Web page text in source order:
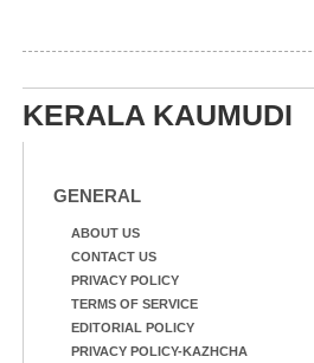
KERALA KAUMUDI
GENERAL
ABOUT US
CONTACT US
PRIVACY POLICY
TERMS OF SERVICE
EDITORIAL POLICY
PRIVACY POLICY-KAZHCHA